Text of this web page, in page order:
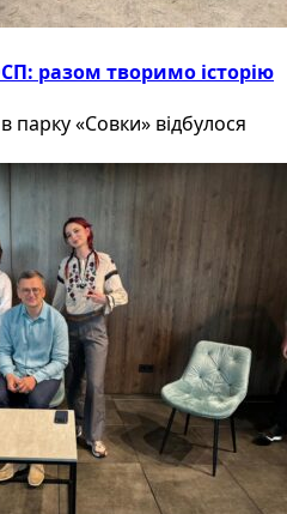
разом творимо історію
парку «Совки» відбулося